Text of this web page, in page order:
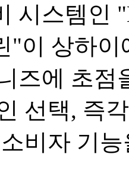
시스템인
"이 상하
즈에 초
선택, 즉
비자 기